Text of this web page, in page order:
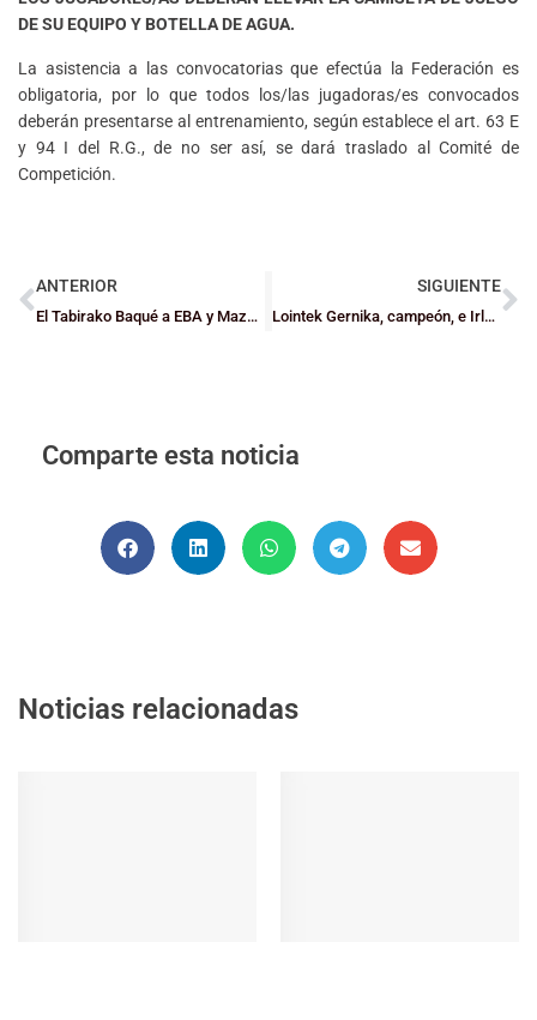
DE SU EQUIPO Y BOTELLA DE AGUA.
La asistencia a las convocatorias que efectúa la Federación es
obligatoria, por lo que todos los/las jugadoras/es convocados
deberán presentarse al entrenamiento, según establece el art. 63 E
y 94 I del R.G., de no ser así, se dará traslado al Comité de
Competición.
ANTERIOR
El Tabirako Baqué a EBA y Mazarredo Fisioterapia Unamuno a Primera Femenina
SIGUIENTE
Lointek Gernika, campeón, e Irlandesas 2010, subcampeón, en los Juegos Escolares de Euskadi Infantiles de Rendimiento y billetes para el Campeonato de España
Comparte esta noticia
Noticias relacionadas